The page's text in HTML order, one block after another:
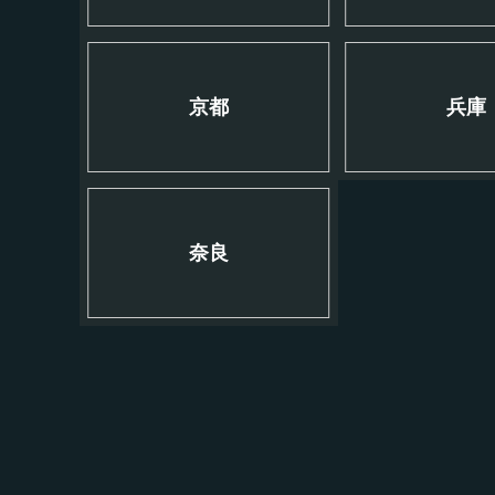
京都 兵庫
奈良